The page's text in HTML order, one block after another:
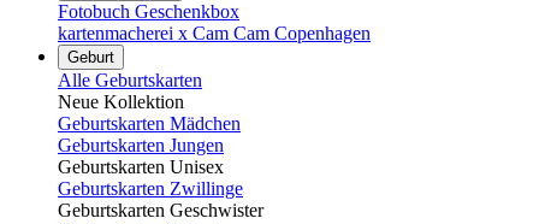
Fotobuch Geschenkbox
kartenmacherei x Cam Cam Copenhagen
Geburt
Alle Geburtskarten
Neue Kollektion
Geburtskarten Mädchen
Geburtskarten Jungen
Geburtskarten Unisex
Geburtskarten Zwillinge
Geburtskarten Geschwister